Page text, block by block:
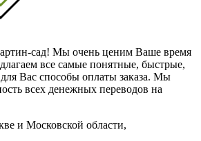
сад! Мы очень ценим Ваше время
все самые понятные, быстрые,
Вас способы оплаты заказа. Мы
всех денежных переводов на
и Московской области,